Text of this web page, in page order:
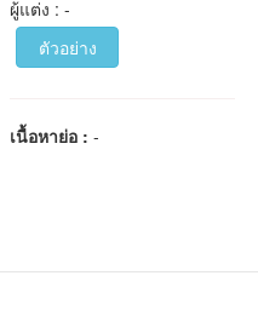
ผู้แต่ง : -
ตัวอย่าง
เนื้อหาย่อ :-